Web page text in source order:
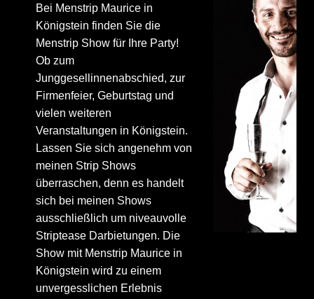
Bei Menstrip Maurice in
Königstein finden Sie die
Menstrip Show für Ihre Party!
Ob zum
Junggesellinnenabschied, zur
Firmenfeier, Geburtstag und
vielen weiteren
Veranstaltungen in Königstein.
Lassen Sie sich angenehm von
meinen Strip Shows
überraschen, denn es handelt
sich bei meinen Shows
ausschließlich um niveauvolle
Striptease Darbietungen. Die
Show mit Menstrip Maurice in
Königstein wird zu einem
unvergesslichen Erlebnis